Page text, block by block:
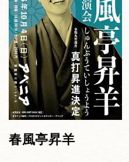
春風亭昇羊